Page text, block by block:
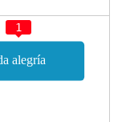
1